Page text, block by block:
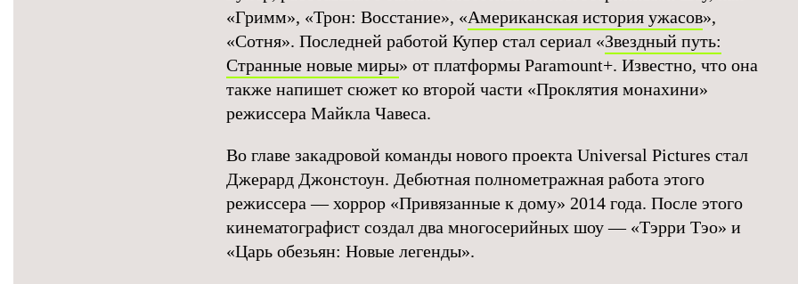
«Гримм», «Трон: Восстание», «Американская история ужасов»,
«Сотня». Последней работой Купер стал сериал «Звездный путь:
Странные новые миры» от платформы Paramount+. Известно, что она
также напишет сюжет ко второй части «Проклятия монахини»
режиссера Майкла Чавеса.
Во главе закадровой команды нового проекта Universal Pictures стал
Джерард Джонстоун. Дебютная полнометражная работа этого
режиссера — хоррор «Привязанные к дому» 2014 года. После этого
кинематографист создал два многосерийных шоу — «Тэрри Тэо» и
«Царь обезьян: Новые легенды».